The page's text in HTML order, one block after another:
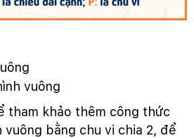
vuông
tham khảo thêm công thức
vuông bằng chu vi chia 2, để